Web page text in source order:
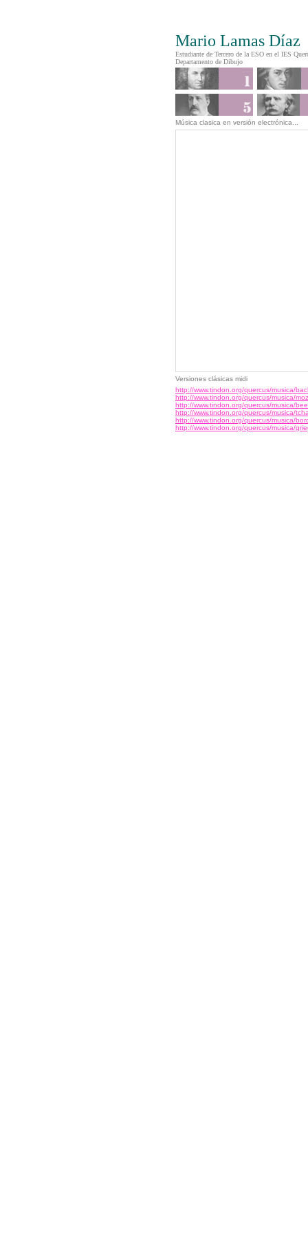
Mario Lamas Díaz
Estudiante de Tercero de la ESO en el IES
Departamento de Dibujo
Música clasica en versión electrónica...
Versiones clásicas midi
http://www.tindon.org/quercus/musica/
http://www.tindon.org/quercus/musica/
http://www.tindon.org/quercus/musica/
http://www.tindon.org/quercus/musica/
http://www.tindon.org/quercus/musica/
http://www.tindon.org/quercus/musica/